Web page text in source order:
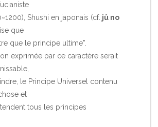
Shushi en japonais (cf. jû no
que
que le principe ultime”.
exprimée par ce caractère serait
le Principe Universel contenu
et
tous les principes